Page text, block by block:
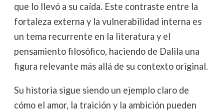
que lo llevó a su caída. Este contraste entre la
fortaleza externa y la vulnerabilidad interna es
un tema recurrente en la literatura y el
pensamiento filosófico, haciendo de Dalila una
figura relevante más allá de su contexto original.
Su historia sigue siendo un ejemplo claro de
cómo el amor, la traición y la ambición pueden